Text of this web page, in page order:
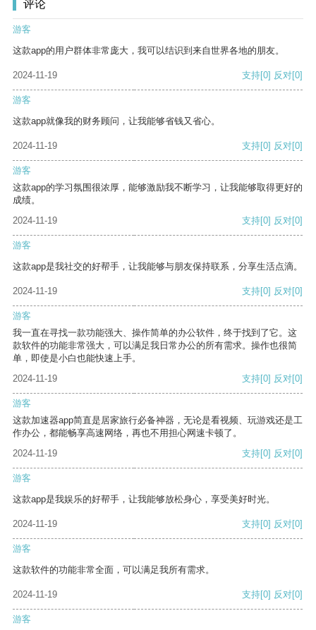
评论
游客
这款app的用户群体非常庞大，我可以结识到来自世界各地的朋友。
2024-11-19 支持[0] 反对[0]
游客
这款app就像我的财务顾问，让我能够省钱又省心。
2024-11-19 支持[0] 反对[0]
游客
这款app的学习氛围很浓厚，能够激励我不断学习，让我能够取得更好的
成绩。
2024-11-19
支持[0] 反对[0]
游客
这款app是我社交的好帮手，让我能够与朋友保持联系，分享生活点滴。
2024-11-19 支持[0] 反对[0]
游客
我一直在寻找一款功能强大、操作简单的办公软件，终于找到了它。这
款软件的功能非常强大，可以满足我日常办公的所有需求。操作也很简
单，即使是小白也能快速上手。
2024-11-19
支持[0] 反对[0]
游客
这款加速器app简直是居家旅行必备神器，无论是看视频、玩游戏还是工
作办公，都能畅享高速网络，再也不用担心网速卡顿了。
2024-11-19
支持[0] 反对[0]
游客
这款app是我娱乐的好帮手，让我能够放松身心，享受美好时光。
2024-11-19 支持[0] 反对[0]
游客
这款软件的功能非常全面，可以满足我所有需求。
2024-11-19 支持[0] 反对[0]
游客